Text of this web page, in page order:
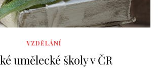
VZDĚLÁNÍ
umělecké školy v ČR